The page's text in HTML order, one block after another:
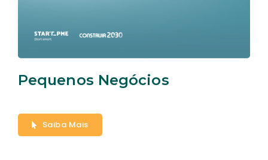
Pequenos Negócios
Saiba Mais